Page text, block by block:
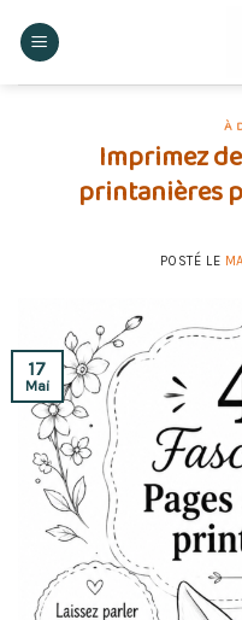
À
Imprimez
printanières
POSTÉ LE
17
Mai